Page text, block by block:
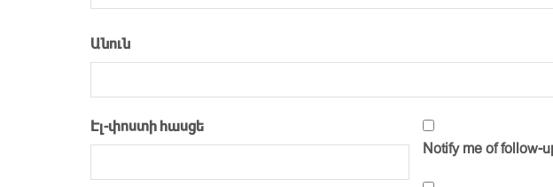
Անուն
Էլ-փոստի հասցե
Notify me of follow-